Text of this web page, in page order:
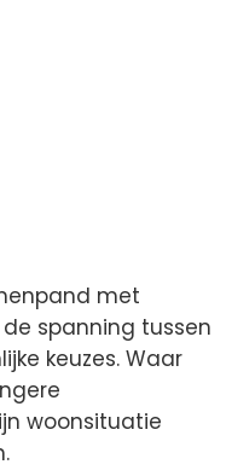
met
spanning tussen
keuzes. Waar
woonsituatie